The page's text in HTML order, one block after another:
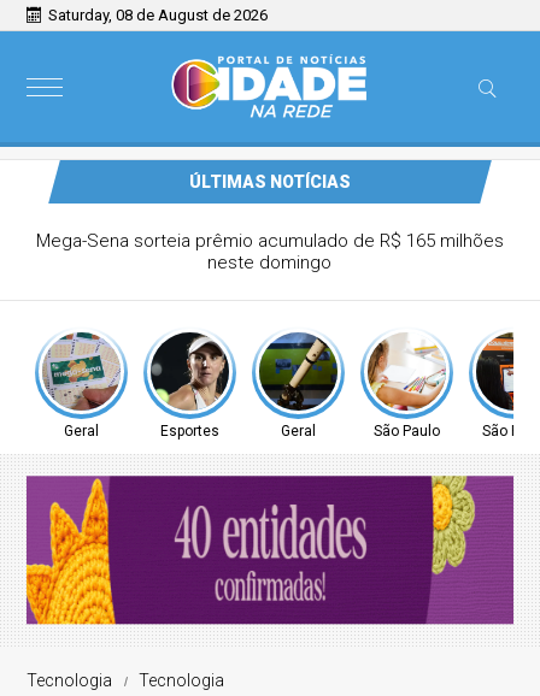
Saturday, 08 de August de 2026
ÚLTIMAS NOTÍCIAS
Tenista Bia Haddad anuncia pausa na carreira neste
segundo semestre
Geral Esportes Geral São Paulo São
Tecnologia Tecnologia